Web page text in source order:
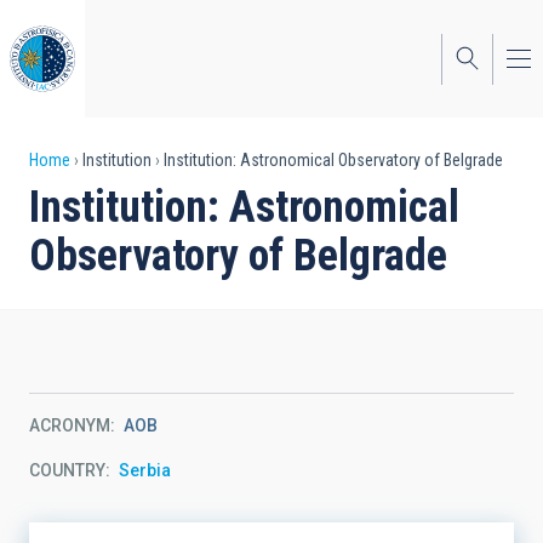
to
main
content
Breadcrumb
Home Institution Institution: Astronomical Observatory of Belgrade
Institution: Astronomical
Observatory of Belgrade
ACRONYM AOB
COUNTRY Serbia